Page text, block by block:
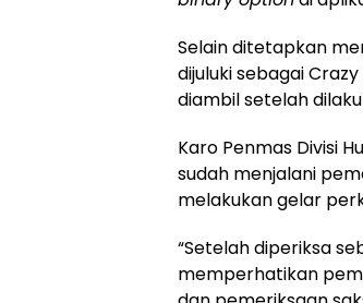
Selain ditetapkan
dijuluki sebagai
diambil setelah
Karo Penmas Divisi
sudah menjalani
melakukan gelar
“Setelah diperiksa
memperhatikan